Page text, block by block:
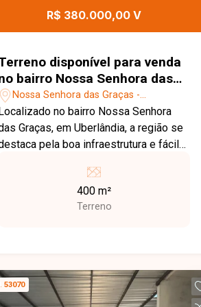
contato para mais informações e
oportunidade comercial.
R$ 380.000,00 V
disponível para venda
bairro Nossa Senhora das
Graças em Uberlândia MG
Nossa Senhora das Graças -
Uberlândia/MGno bairro Nossa Senhora
Graças, em Uberlândia, a região se
pela boa infraestrutura e fácil
serviços essenciais, sendo uma ótima
opção para quem busca praticidade no
quem deseja construir ou investir
uma região estratégica. Entre em
400 m²
Terreno
53070